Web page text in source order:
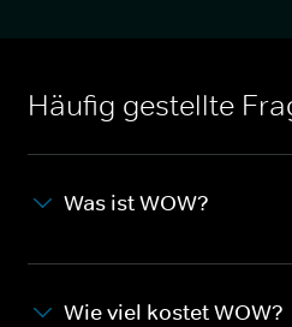
Häufig gestellte
Was ist WOW?
Wie viel kostet WOW?